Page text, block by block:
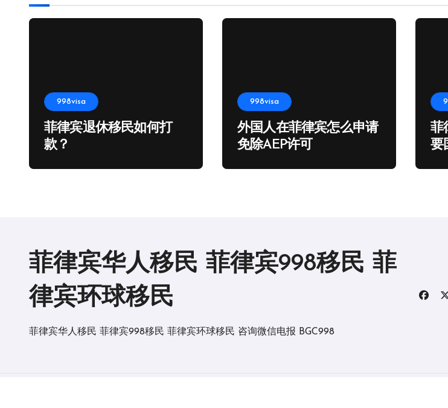
998visa
菲律宾退休移民如何打
款？
998visa
外国人在菲律宾怎么申请
免除AEP许可
菲
要
菲律宾华人移民 菲律宾998移民 菲
律宾环球移民
菲律宾华人移民 菲律宾998移民 菲律宾环球移民 咨询微信电报 BGC998